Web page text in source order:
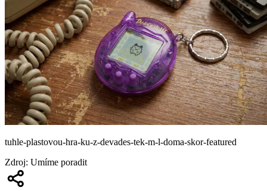
tuhle-plastovou-hra-ku-z-devades-tek-m-l-doma-skor-featured
Zdroj: Umíme poradit